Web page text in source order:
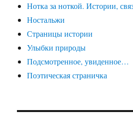
Нотка за ноткой. Истории,
Ностальжи
Страницы истории
Улыбки природы
Подсмотренное, увиденное…
Поэтическая страничка